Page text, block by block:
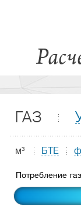
ГАЗ
м³ БТЕ
Потребление